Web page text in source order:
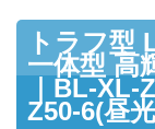
トラフ型
一体型 高
｜BL-
Z50-6(昼